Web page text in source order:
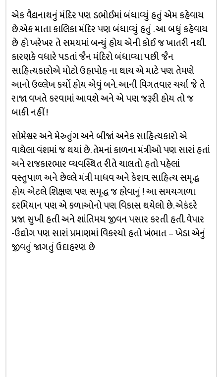
એક વૈદ્યનાથનું મંદિર પણ ડભોઈમાં બંધાવ્યું હતું એમ કહેવાય
છે.એક માતા કાલિકા મંદિર પણ બંધાવ્યું હતું . આ બધું કહેવાય
છે હો ખરેખર તે સમયમાં બન્યું હોય એની કોઈ જ ખાતરી નથી.
કારણકે વધારે પડતાં જૈન મંદિરો બંધાવ્યા પછી જૈન
સાહિત્યકારોએ મોટો ઉહાપોહ ના થાય એ માટે પણ તેમણે
આનો ઉલ્લેખ કર્યો હોય એવું બને. આની વિગતવાર ચર્ચા જે તે
રાજા વખતે કરવામાં આવશે અને એ પણ જરૂરી હોય તો જ
બાકી નહીં !
સોમેશ્વર અને મેરુતુંગ અને બીજાં અનેક સાહિત્યકારો એ
વાઘેલા વંશમાં જ થયાં છે. તેમનાં કાળના મંત્રીઓ પણ સારાં હતાં
અને રાજકારભાર વ્યવસ્થિત રીતે ચાલતો હતો પહેલાં
વસ્તુપાળ અને છેલ્લે મંત્રી માધવ અને કેશવ. સાહિત્ય સમૃદ્ધ
હોય એટલે શિક્ષણ પણ સમૃદ્ધ જ હોવાનું ! આ સમયગાળા
દરમિયાન પણ એ કળાઓનો પણ વિકાસ થયેલો છે. એકંદરે
પ્રજા સુખી હતી અને શાંતિમય જીવન પસાર કરતી હતી. વેપાર
-ઉદ્યોગ પણ સારાં પ્રમાણમાં વિકસ્યો હતો ખંભાત – ખેડા એનું
જીવતું જાગતું ઉદાહરણ છે